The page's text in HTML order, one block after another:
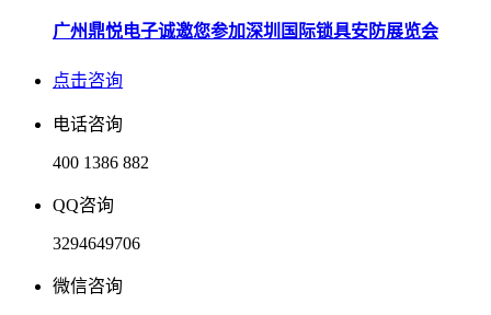
广州鼎悦电子诚邀您参加深圳国际锁具安防展览会
点击咨询
电话咨询
400 1386 882
QQ咨询
3294649706
微信咨询